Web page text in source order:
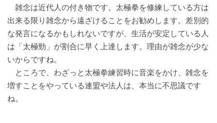
雑念は近代人の付き物です。太極拳を修練している方は
出来る限り雑念から遠ざけることをお勧めします。差別的
な発言になるかもしれないですが、生活が安定している人
は「太極勁」が割合に早く上達します。理由が雑念が少な
いからですね。
ところで、わざっと太極拳練習時に音楽をかけ、雑念を
増すことをやっている連盟や法人は、本当に不思議です
ね。